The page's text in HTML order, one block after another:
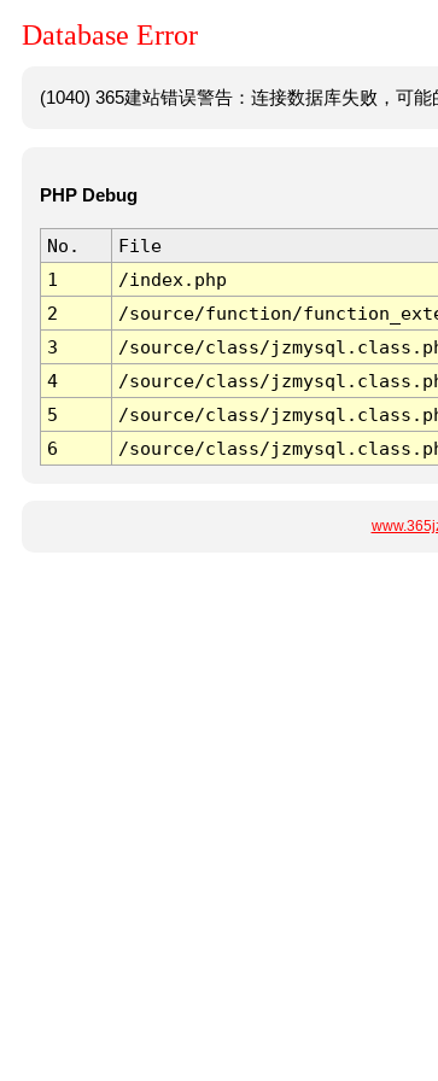
Database Error
(1040) 365建站错误警告：连接数据库失败，可
PHP Debug
No. File
1
/index.php
2
/source/function/
3
/source/class/
4
/source/class/
5
/source/class/
6
/source/class/